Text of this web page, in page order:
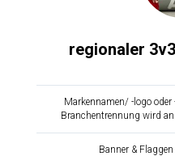
regionaler
Markennamen/ -logo
Branchentrennung wird
Banner &